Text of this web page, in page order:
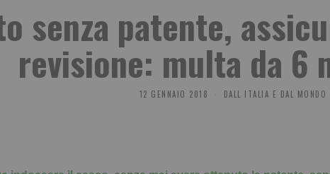
senza patente,
revisione: multa da 6
12 GENNAIO 2018 DALL ITALIA E DAL MONDO